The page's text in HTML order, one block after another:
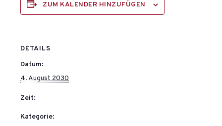
ZUM KALENDER HINZUFÜGEN
DETAILS
Datum:
4. August 2030
Zeit:
Kategorie: